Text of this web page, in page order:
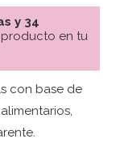
y 34
en tu
con base de